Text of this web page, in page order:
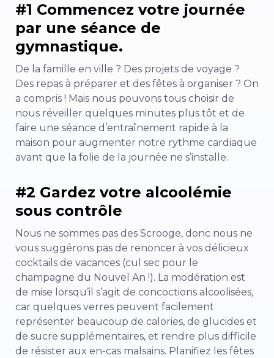
#1 Commencez votre journée
par une séance de
gymnastique.
De la famille en ville ? Des projets de voyage ?
Des repas à préparer et des fêtes à organiser ? On
a compris ! Mais nous pouvons tous choisir de
nous réveiller quelques minutes plus tôt et de
faire une séance d’entraînement rapide à la
maison pour augmenter notre rythme cardiaque
avant que la folie de la journée ne s’installe.
#2 Gardez votre alcoolémie
sous contrôle
Nous ne sommes pas des Scrooge, donc nous ne
vous suggérons pas de renoncer à vos délicieux
cocktails de vacances (cul sec pour le
champagne du Nouvel An !). La modération est
de mise lorsqu’il s’agit de concoctions alcoolisées,
car quelques verres peuvent facilement
représenter beaucoup de calories, de glucides et
de sucre supplémentaires, et rendre plus difficile
de résister aux en-cas malsains. Planifiez les fêtes